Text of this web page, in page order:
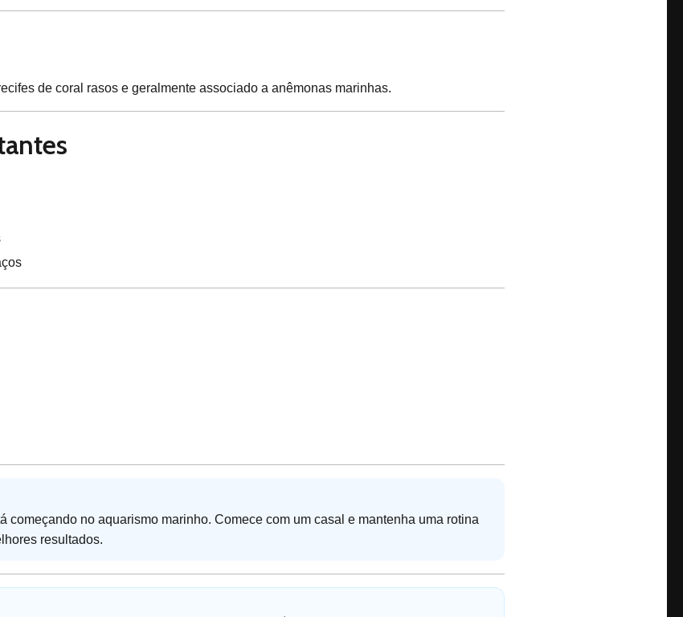
de coral rasos e geralmente associado a anêmonas marinhas.
começando no aquarismo marinho. Comece com um casal e mantenha uma rotina
resultados.